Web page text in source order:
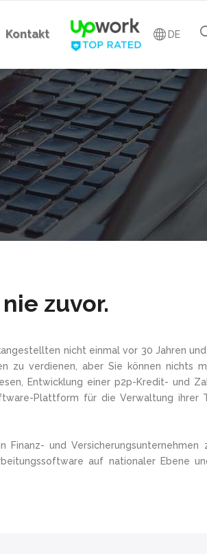
Kontakt DE
zuvor.
nicht einmal vor 30 Jahren
zu verdienen, aber Sie können nichts
Entwicklung einer p2p-Kredit- und
Plattform für die Verwaltung ihrer
Finanz- und Versicherungsunternehmen
auf nationaler Ebene